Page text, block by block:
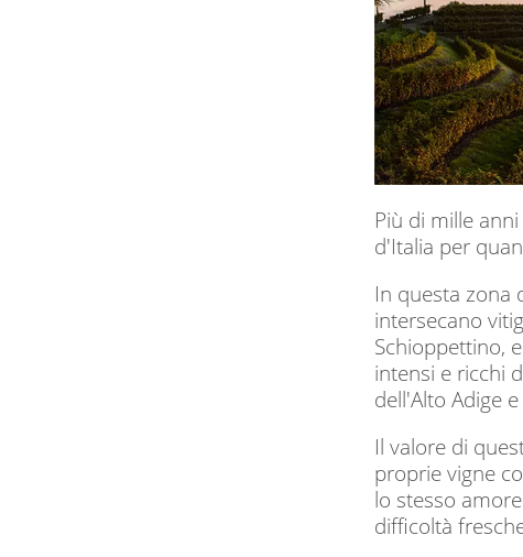
Più di mille
d'Italia per
In questa zona
intersecano
Schioppettino,
intensi e ricchi
dell'Alto Adige
Il valore di
proprie vigne
lo stesso
difficoltà